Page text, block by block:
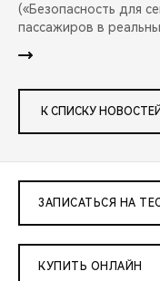
(«Безопасность для
пассажиров в
К СПИСКУ НОВОСТЕЙ
ЗАПИСАТЬСЯ НА
КУПИТЬ ОНЛАЙН